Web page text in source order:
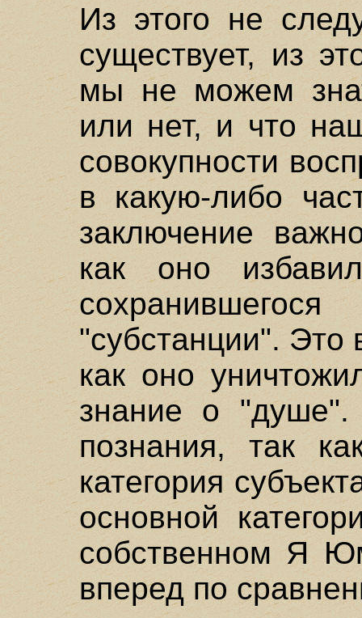
Из этого не
существует, из
мы не можем
или нет, и что
совокупности
в какую-либо
заключение
как оно
"субстанции". Это
как оно
знание о
познания, так
категория
основной
собственном Я
вперед по